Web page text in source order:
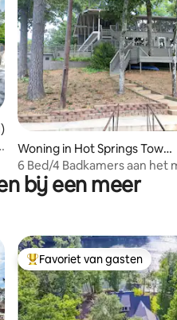
beoordeling van 4,93 op 5,
Woning in Hot Springs Town
ship
6 Bed/4 Badkamers aan het
20 personen plus een
bij een meer
Topfavoriet van gasten
Favoriet van gasten